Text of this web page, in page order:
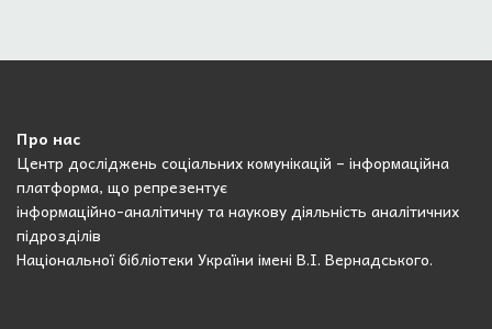
Про нас
Центр досліджень соціальних комунікацій – інформаційна
платформа, що репрезентує
інформаційно-аналітичну та наукову діяльність аналітичних
підрозділів
Національної бібліотеки України імені В.І. Вернадського.